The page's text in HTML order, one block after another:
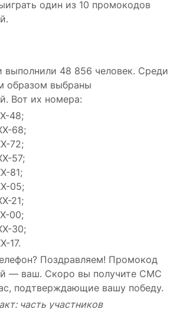
один из 10 промокодов
выполнили 48 856 человек. Среди
образом выбраны
Вот их номера:
48;
68;
72;
57;
81;
05;
21;
00;
30;
17.
Поздравляем! Промокод
— ваш. Скоро вы получите СМС
подтверждающие вашу победу.
часть участников